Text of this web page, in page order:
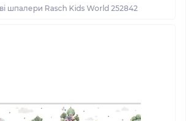
шпалери Rasch Kids World 252842